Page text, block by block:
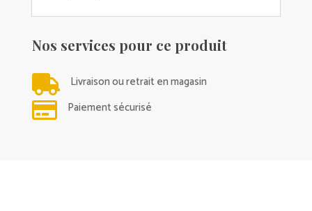
Nos services pour ce produit
 Livraison ou retrait en magasin
 Paiement sécurisé